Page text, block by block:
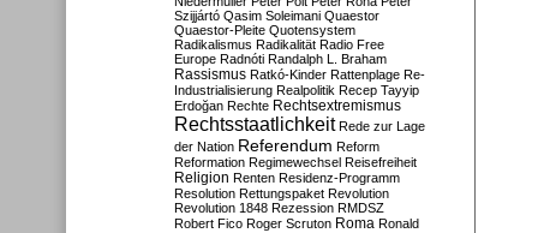
Szijjártó Qasim Soleimani Quaestor
Quaestor-Pleite Quotensystem
Radikalismus Radikalität Radio Free
Europe Radnóti Randalph L. Braham
Rassismus Ratkó-Kinder Rattenplage Re-
Industrialisierung Realpolitik Recep Tayyip
Erdoğan Rechte Rechtsextremismus
Rechtsstaatlichkeit Rede zur Lage
der Nation Referendum Reform
Reformation Regimewechsel Reisefreiheit
Religion Renten Residenz-Programm
Resolution Rettungspaket Revolution
Revolution 1848 Rezession RMDSZ
Robert Fico Roger Scruton Roma Ronald